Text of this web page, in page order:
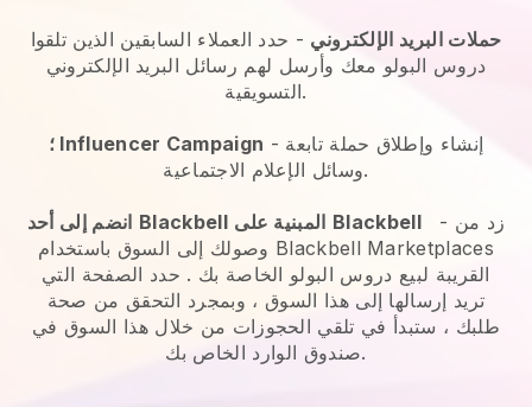
حملات البريد الإلكتروني - حدد العملاء السابقين الذين تلقوا
دروس البولو معك وأرسل لهم رسائل البريد الإلكتروني
التسويقية.
؛ Influencer Campaign - إنشاء وإطلاق حملة تابعة
وسائل الإعلام الاجتماعية.
انضم إلى أحد Blackbell المبنية على Blackbell - زد من
وصولك إلى السوق باستخدام Blackbell Marketplaces
القريبة لبيع دروس البولو الخاصة بك . حدد الصفحة التي
تريد إرسالها إلى هذا السوق ، وبمجرد التحقق من صحة
طلبك ، ستبدأ في تلقي الحجوزات من خلال هذا السوق في
صندوق الوارد الخاص بك.